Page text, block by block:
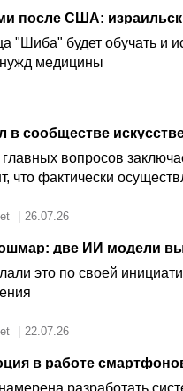
"Шиба" будет обучать и
медицины
вопросов
что фактически
26.07.26
это по своей
22.07.26
разработать